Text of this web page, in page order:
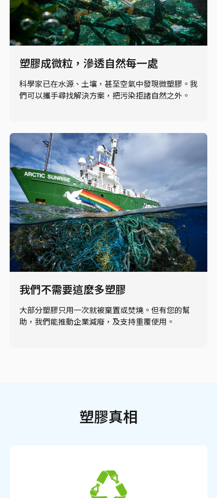
塑膠成微粒，滲透自然每一處
科學家已在水源、土壤，甚至空氣中發現微塑膠。我
們可以攜手尋找解決方案，把污染拒諸自然之外。
我們不需要這麼多塑膠
大部分塑膠只用一次就被棄置或焚燒。但有您的幫
助，我們能推動企業減廢，及支持重覆使用。
塑膠真相